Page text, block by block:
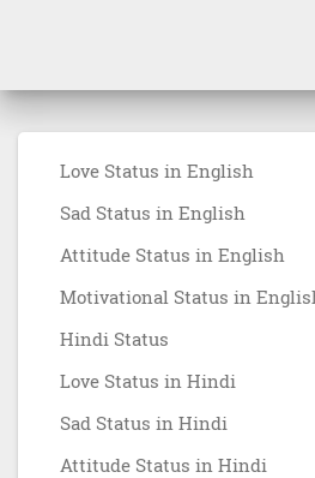
Love Status in English
Sad Status in English
Attitude Status in English
Motivational Status in
Hindi Status
Love Status in Hindi
Sad Status in Hindi
Attitude Status in Hindi